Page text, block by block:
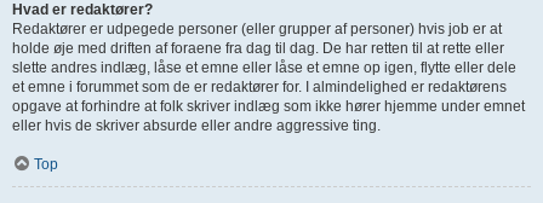
Hvad er redaktører?
Redaktører er udpegede personer (eller grupper af personer) hvis job er at
holde øje med driften af foraene fra dag til dag. De har retten til at rette eller
slette andres indlæg, låse et emne eller låse et emne op igen, flytte eller dele
et emne i forummet som de er redaktører for. I almindelighed er redaktørens
opgave at forhindre at folk skriver indlæg som ikke hører hjemme under emnet
eller hvis de skriver absurde eller andre aggressive ting.
Top